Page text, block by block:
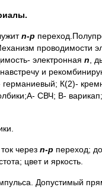
n-p
проводимости
электронная n ,
и
К(2)-
СВЧ; В-
через n-p переход;
цвет и яркость.
Допустимый